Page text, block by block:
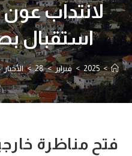
لانتداب
استقبال
>
2025
> فبراير >
28
> الأخبار
فتح مناظرة